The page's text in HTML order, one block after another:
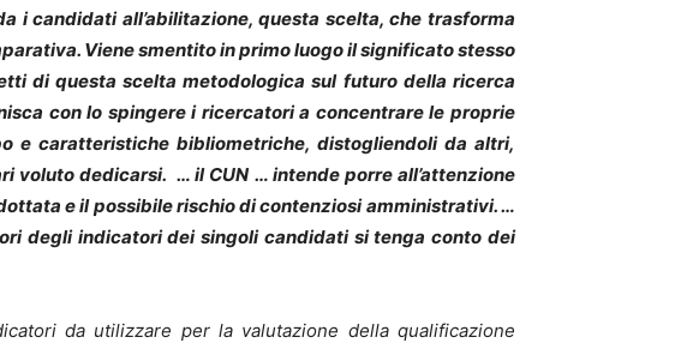
i candidati all’abilitazione, questa scelta, che trasforma
Viene smentito in primo luogo il significato stesso
di questa scelta metodologica sul futuro della ricerca
con lo spingere i ricercatori a concentrare le proprie
e caratteristiche bibliometriche, distogliendoli da altri,
dedicarsi. … il CUN … intende porre all’attenzione
e il possibile rischio di contenziosi amministrativi. …
degli indicatori dei singoli candidati si tenga conto dei
da utilizzare per la valutazione della qualificazione